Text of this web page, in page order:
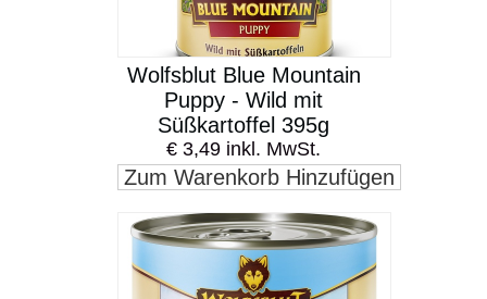
Wolfsblut Blue Mountain
Puppy - Wild mit
Süßkartoffel 395g
€ 3,49 inkl. MwSt.
Zum Warenkorb Hinzufügen